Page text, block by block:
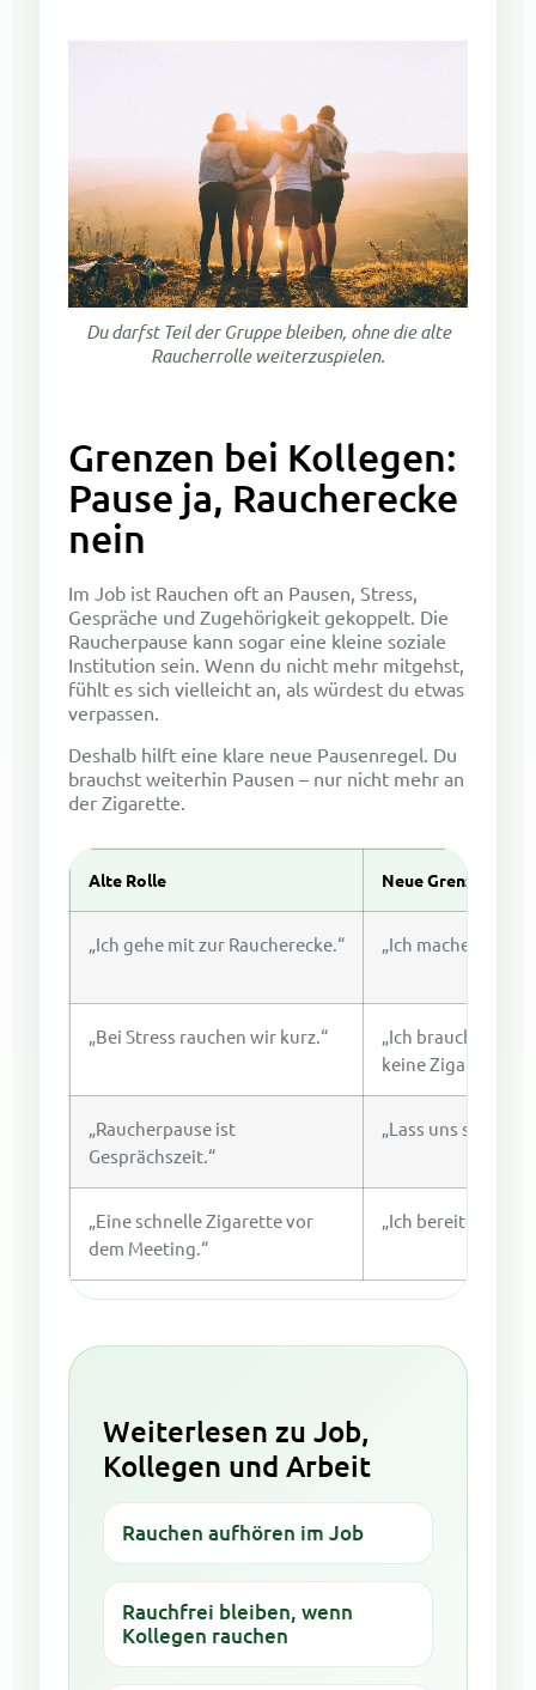
Du darfst Teil der Gruppe bleiben, ohne die alte
Raucherrolle weiterzuspielen.
Grenzen bei Kollegen:
Pause ja, Raucherecke
nein
Im Job ist Rauchen oft an Pausen, Stress,
Gespräche und Zugehörigkeit gekoppelt. Die
Raucherpause kann sogar eine kleine soziale
Institution sein. Wenn du nicht mehr mitgehst,
fühlt es sich vielleicht an, als würdest du etwas
verpassen.
Deshalb hilft eine klare neue Pausenregel. Du
brauchst weiterhin Pausen – nur nicht mehr an
der Zigarette.
Alte Rolle Neue Grenze
„Ich gehe mit zur Raucherecke.“ „Ich mache Pause
„Bei Stress rauchen wir kurz.“
„Ich brauche kurz
keine Zigarette.“
„Raucherpause ist
Gesprächszeit.“
„Lass uns später
„Eine schnelle Zigarette vor
dem Meeting.“
„Ich bereite mich
Weiterlesen zu Job,
Kollegen und Arbeit
Rauchen aufhören im Job
Rauchfrei bleiben, wenn
Kollegen rauchen